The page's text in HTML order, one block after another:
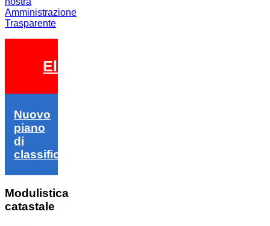
Amministrazione
Trasparente
Elezioni 2026
Nuovo
piano
di
classifica
Modulistica
catastale